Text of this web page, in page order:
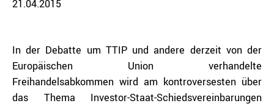
21.04.2015
In der Debatte um TTIP und andere derzeit von der
Europäischen Union verhandelte
Freihandelsabkommen wird am kontroversesten über
das Thema Investor-Staat-Schiedsvereinbarungen